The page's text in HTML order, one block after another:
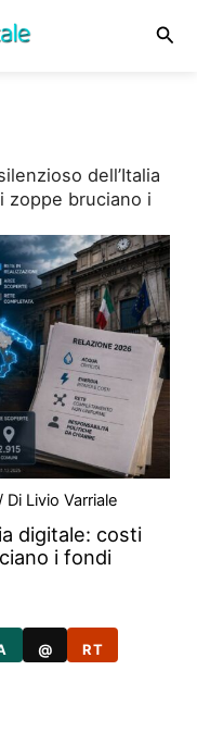
dell’Italia
zoppe bruciano i
Di Livio Varriale
digitale: costi
i fondi
@ RT